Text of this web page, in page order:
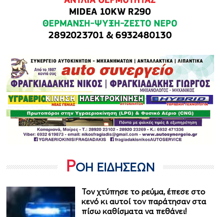
ΡΟΗ ΕΙΔΗΣΕΩΝ
Τον χτύπησε το ρεύμα, έπεσε στο
κενό κι αυτοί τον παράτησαν στα
πίσω καθίσματα να πεθάνει!